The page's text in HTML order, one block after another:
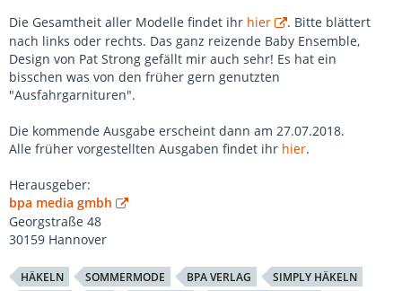
Die Gesamtheit aller Modelle findet ihr hier
. Bitte blättert
nach links oder rechts. Das ganz reizende Baby Ensemble,
Design von Pat Strong gefällt mir auch sehr! Es hat ein
bisschen was von den früher gern genutzten
"Ausfahrgarnituren".
Die kommende Ausgabe erscheint dann am 27.07.2018.
Alle früher vorgestellten Ausgaben findet ihr hier.
Herausgeber:
bpa media gmbh
Georgstraße 48
30159 Hannover
HÄKELN SOMMERMODE BPA VERLAG
SIMPLY HÄKELN